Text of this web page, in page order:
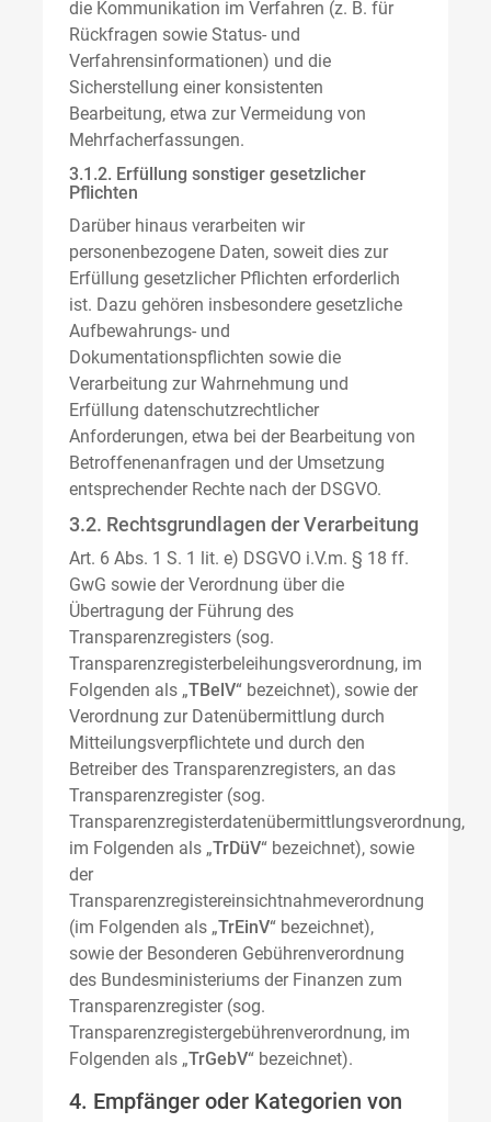
die Kommunikation im Verfahren (z. B. für
Rückfragen sowie Status- und
Verfahrensinformationen) und die
Sicherstellung einer konsistenten
Bearbeitung, etwa zur Vermeidung von
Mehrfacherfassungen.
3.1.2. Erfüllung sonstiger gesetzlicher
Pflichten
Darüber hinaus verarbeiten wir
personenbezogene Daten, soweit dies zur
Erfüllung gesetzlicher Pflichten erforderlich
ist. Dazu gehören insbesondere gesetzliche
Aufbewahrungs- und
Dokumentationspflichten sowie die
Verarbeitung zur Wahrnehmung und
Erfüllung datenschutzrechtlicher
Anforderungen, etwa bei der Bearbeitung von
Betroffenenanfragen und der Umsetzung
entsprechender Rechte nach der DSGVO.
3.2. Rechtsgrundlagen der Verarbeitung
Art. 6 Abs. 1 S. 1 lit. e) DSGVO i.V.m. § 18 ff.
GwG sowie der Verordnung über die
Übertragung der Führung des
Transparenzregisters (sog.
Transparenzregisterbeleihungsverordnung, im
Folgenden als „TBelV“ bezeichnet), sowie der
Verordnung zur Datenübermittlung durch
Mitteilungsverpflichtete und durch den
Betreiber des Transparenzregisters, an das
Transparenzregister (sog.
Transparenzregisterdatenübermittlungsverordnung,
im Folgenden als „TrDüV“ bezeichnet), sowie
der
Transparenzregistereinsichtnahmeverordnung
(im Folgenden als „TrEinV“ bezeichnet),
sowie der Besonderen Gebührenverordnung
des Bundesministeriums der Finanzen zum
Transparenzregister (sog.
Transparenzregistergebührenverordnung, im
Folgenden als „TrGebV“ bezeichnet).
4. Empfänger oder Kategorien von